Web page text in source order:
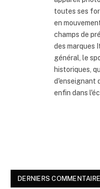
toutes ses
en
champs de
des marques
général, le
historiques,
d'enseignant
enfin dans
DERNIERS